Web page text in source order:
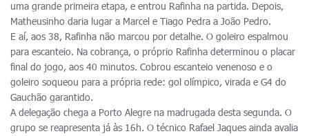
uma grande primeira etapa, e entrou Rafinha na partida. Depois,
Matheusinho daria lugar a Marcel e Tiago Pedra a João Pedro.
E aí, aos 38, Rafinha não marcou por detalhe. O goleiro espalmou
para escanteio. Na cobrança, o próprio Rafinha determinou o placar
final do jogo, aos 40 minutos. Cobrou escanteio venenoso e o
goleiro soqueou para a própria rede: gol olímpico, virada e G4 do
Gauchão garantido.
A delegação chega a Porto Alegre na madrugada desta segunda. O
grupo se reapresenta já às 16h. O técnico Rafael Jaques ainda avalia